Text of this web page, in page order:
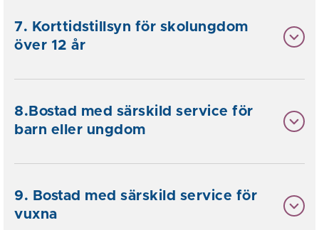
7. Korttidstillsyn för skolungdom
över 12 år
8.Bostad med särskild service för
barn eller ungdom
9. Bostad med särskild service för
vuxna